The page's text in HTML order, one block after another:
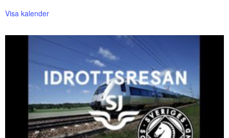
Visa kalender